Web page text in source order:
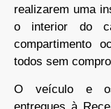
realizarem uma
o interior do
compartimento
todos sem
O veículo e os
entregues à